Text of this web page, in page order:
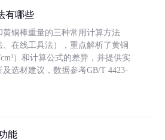
有哪些
铜棒重量的三种常用计算方法
、在线工具法），重点解析了黄铜
）和计算公式的差异，并提供实
选材建议，数据参考GB/T 4423-
能